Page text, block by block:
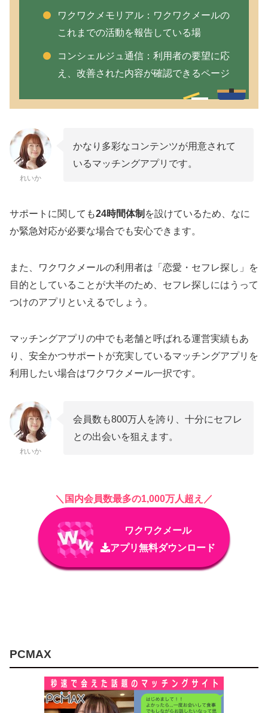
ワクワクメモリアル：ワクワクメールの
これまでの活動を報告している場
コンシェルジュ通信：利用者の要望に応
え、改善された内容が確認できるページ
れいか
かなり多彩なコンテンツが用意されて
いるマッチングアプリです。
サポートに関しても24時間体制 を設けているため、なに
か緊急対応が必要な場合でも安心できます。
また、ワクワクメールの利用者は「恋愛・セフレ探し」を
目的としていることが大半のため、セフレ探しにはうって
つけのアプリといえるでしょう。
マッチングアプリの中でも老舗と呼ばれる運営実績もあ
り、安全かつサポートが充実しているマッチングアプリを
利用したい場合はワクワクメール一択です。
れいか
会員数も800万人を誇り、十分にセフレ
との出会いを狙えます。
＼国内会員数最多の1,000万人超え／
ワクワクメール
アプリ無料ダウンロード
PCMAX